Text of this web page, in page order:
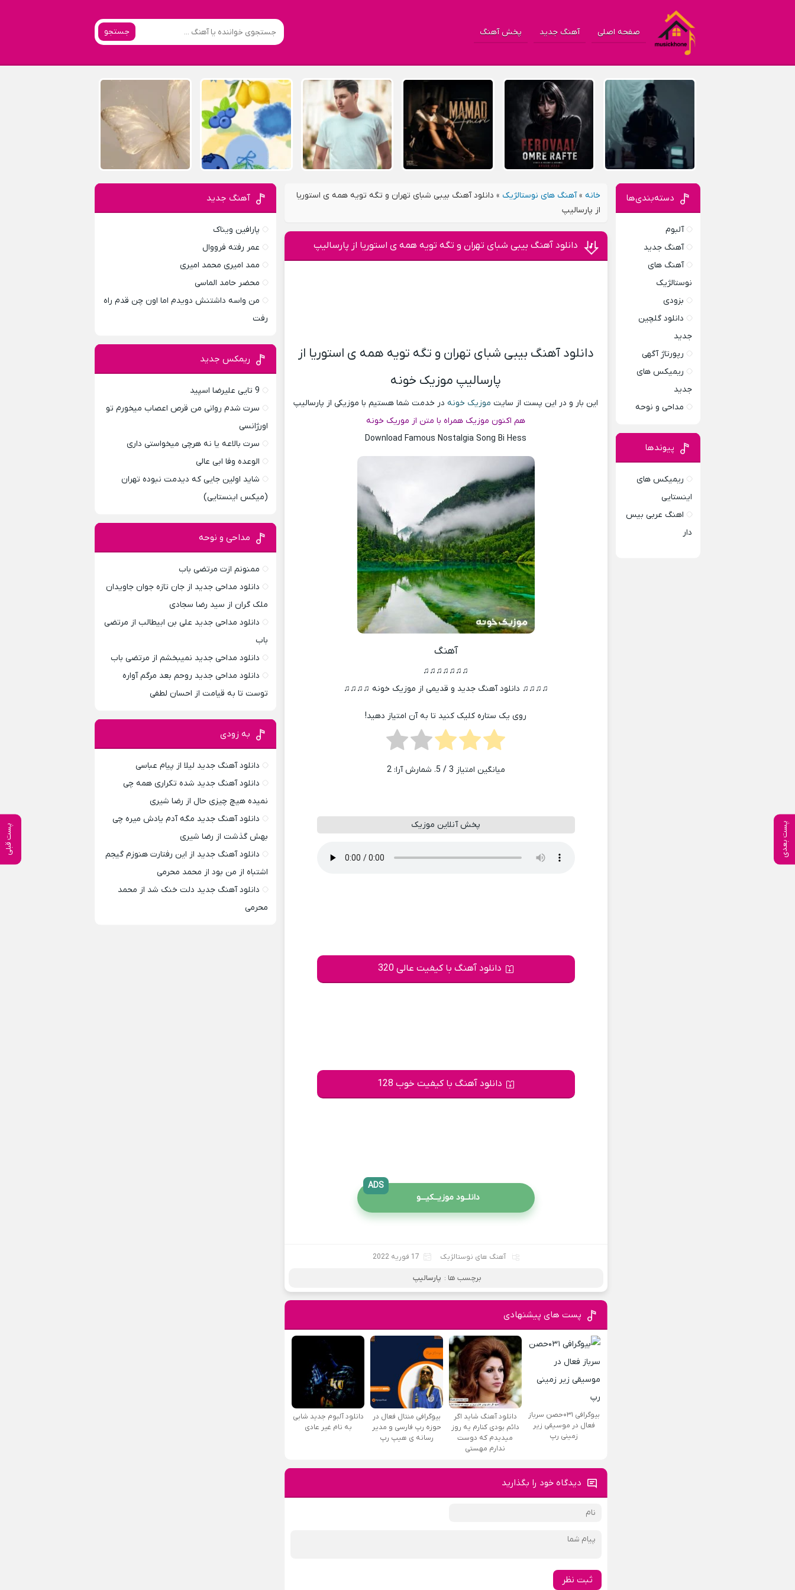
صفحه اصلی آهنگ جدید پخش آهنگ جستجو
خانه »آهنگ های نوستالژیک » دانلود آهنگ بیبی شبای تهران و تگه تویه همه ی استوریا
از پارسالیپ
پست بعدی پست قبلی
دانلود آهنگ بیبی شبای تهران و تگه تویه همه ی استوریا از پارسالیپ
دانلود آهنگ بیبی شبای تهران و تگه تویه همه ی استوریا از
پارسالیپ موزیک خونه
این بار و در این پست از سایت موزیک خونهدر خدمت شما هستیم با موزیکی از پارسالیپ
هم اکنون موزیک همراه با متن از موریک خونه
Download Famous Nostalgia Song Bi Hess
آهنگ
♫♫♫♫♫♫♫
♫♫♫♫ دانلود آهنگ جدید و قدیمی از موزیک خونه ♫♫♫♫
روی یک ستاره کلیک کنید تا به آن امتیاز دهید!
میانگین امتیاز 3 / 5. شمارش آرا: 2
پخش آنلاین موزیک
دانلود آهنگ با کیفیت عالی 320
دانلود آهنگ با کیفیت خوب 128
دانلــود موزیــکیـــو
ADS
آهنگ های نوستالژیک 17 فوریه 2022
برچسب ها : پارسالیپ
پست های پیشنهادی
بیوگرافی ۰۳۱حصن سرباز
فعال در موسیقی زیر
زمینی رپ
دانلود آهنگ شاید اگر
دائم بودی کنارم یه روز
میدیدم که دوست
ندارم مهستی
بیوگرافی منتال فعال در
حوزه رپ فارسی و مدیر
رسانه ی هیپ رپ
دانلود آلبوم جدید شابی
به نام غیر عادی
دیدگاه خود را بگذارید
ثبت نظر
دسته‌بندی‌ها
آلبوم
آهنگ جدید
آهنگ های
نوستالژیک
بزودی
دانلود گلچین
جدید
رپورتاژ آگهی
ریمیکس های
جدید
مداحی و نوحه
پیوندها
ریمیکس های
اینستایی
اهنگ عربی بیس
دار
آهنگ جدید
پارافين ویناک
عمر رفته فرووال
ممد امیری محمد امیری
محضر حامد الماسی
من واسه داشتنش دویدم اما اون چن قدم راه
رفت
ریمکس جدید
9 تایی علیرضا اسپید
سرت شدم روانی من قرص اعصاب میخورم تو
اورژانسی
سرت بالاعه یا نه هرچی میخواستی داری
الوعده وفا ابی عالی
شاید اولین جایی که دیدمت نبوده تهران
(میکس اینستایی)
مداحی و نوحه
ممنونم ازت مرتضی باب
دانلود مداحی جدید از جان تازه جوان جاویدان
ملک گران از سید رضا سجادی
دانلود مداحی جدید علی بن ابیطالب از مرتضی
باب
دانلود مداحی جدید نمیبخشم از مرتضی باب
دانلود مداحی جدید روحم بعد مرگم آواره
توست تا به قیامت از احسان لطفی
به زودی
دانلود آهنگ جدید لیلا از پیام عباسی
دانلود آهنگ جدید شده تکراری همه چی
نمیده هیچ چیزی حال از رضا شیری
دانلود آهنگ جدید مگه آدم یادش میره چی
بهش گذشت از رضا شیری
دانلود آهنگ جدید از این رفتارت هنوزم گیجم
اشتباه از من بود از محمد محرمی
دانلود آهنگ جدید دلت خنک شد از محمد
محرمی